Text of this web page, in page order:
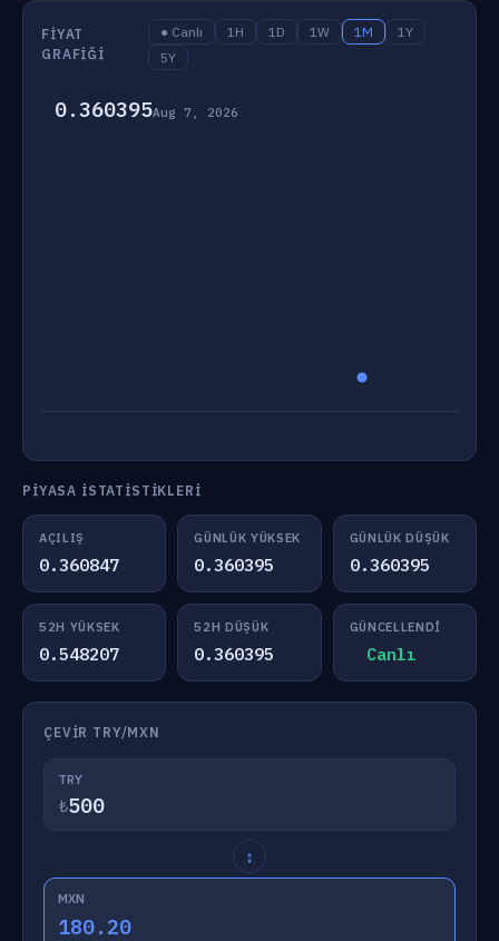
FIYAT
GRAFIĞI
● Canlı 1H 1D 1W 1M
1Y
5Y
0.360395Aug 7, 2026
PIYASA İSTATISTIKLERI
AÇILIŞ
0.360847
GÜNLÜK YÜKSEK
0.360395
GÜNLÜK DÜŞÜK
0.360395
52H YÜKSEK
0.548207
52H DÜŞÜK
0.360395
GÜNCELLENDI
Canlı
ÇEVIR TRY/MXN
TRY
₺
↕
MXN
180.20